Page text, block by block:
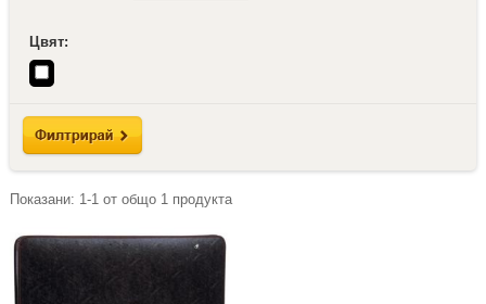
Цвят:
Показани: 1-1 от общо 1 продукта